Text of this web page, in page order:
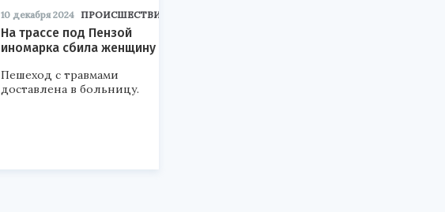
10 декабря 2024 ПРОИСШЕСТВИЯ
На трассе под Пензой
иномарка сбила женщину
Пешеход с травмами
доставлена в больницу.